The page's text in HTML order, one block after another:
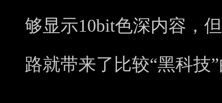
够显示10bit色深内容，
路就带来了比较“黑科技